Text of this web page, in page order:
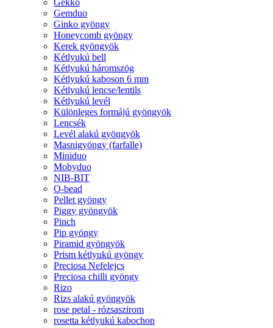
Gekko
Gemduo
Ginko gyöngy
Honeycomb gyöngy
Kerek gyöngyök
Kétlyukú bell
Kétlyukú háromszög
Kétlyukú kaboson 6 mm
Kétlyukú lencse/lentils
Kétlyukú levél
Különleges formájú gyöngyök
Lencsék
Levél alakú gyöngyök
Masnigyöngy (farfalle)
Miniduo
Mobyduo
NIB-BIT
O-bead
Pellet gyöngy
Piggy gyöngyök
Pinch
Pip gyöngy
Piramid gyöngyök
Prism kétlyukú gyöngy
Preciosa Nefelejcs
Preciosa chilli gyöngy
Rizo
Rizs alakú gyöngyök
rose petal - rózsaszirom
rosetta kétlyukú kabochon